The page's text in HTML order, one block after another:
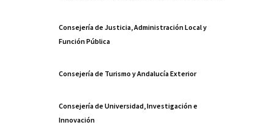
Consejería de Justicia, Administración Local y
Función Pública
Consejería de Turismo y Andalucía Exterior
Consejería de Universidad, Investigación e
Innovación